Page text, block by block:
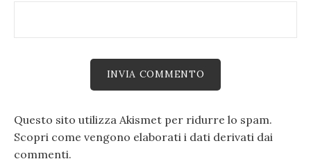
Questo sito utilizza Akismet per ridurre lo spam.
Scopri come vengono elaborati i dati derivati dai
commenti.